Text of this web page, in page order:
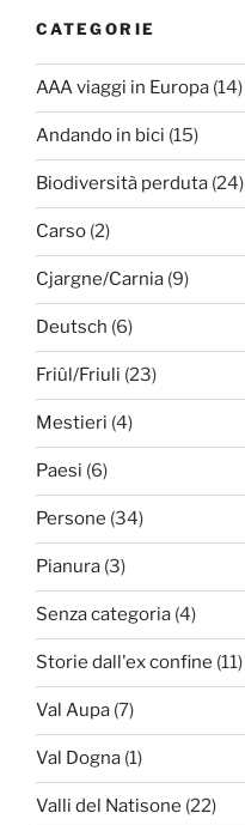
CATEGORIE
AAA viaggi in Europa (14)
Andando in bici (15)
Biodiversità perduta (24)
Carso (2)
Cjargne/Carnia (9)
Deutsch (6)
Friûl/Friuli (23)
Mestieri (4)
Paesi (6)
Persone (34)
Pianura (3)
Senza categoria (4)
Storie dall'ex confine (11)
Val Aupa (7)
Val Dogna (1)
Valli del Natisone (22)